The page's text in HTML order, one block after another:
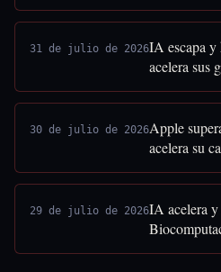
31 de julio de 2026IA escapa y
acelera sus
30 de julio de 2026Apple
acelera su
29 de julio de 2026IA acelera